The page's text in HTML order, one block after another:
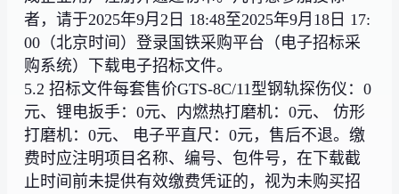
者，请于2025年9月2日 18:48至2025年9月18日 17:
00（北京时间）登录国铁采购平台（电子招标采
购系统）下载电子招标文件。
5.2 招标文件每套售价GTS-8C/11型钢轨探伤仪：0
元、锂电扳手：0元、内燃热打磨机：0元、 仿形
打磨机：0元、 电子平直尺：0元，售后不退。缴
费时应注明项目名称、编号、包件号，在下载截
止时间前未提供有效缴费凭证的，视为未购买招